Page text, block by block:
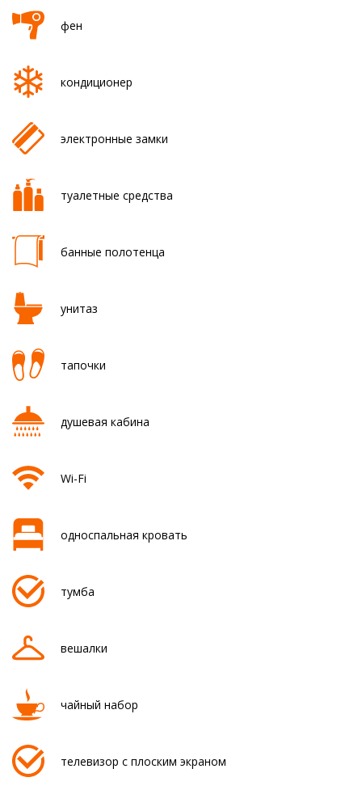
фен
кондиционер
электронные замки
туалетные средства
банные полотенца
унитаз
тапочки
душевая кабина
Wi-Fi
односпальная кровать
тумба
вешалки
чайный набор
телевизор с плоским экраном